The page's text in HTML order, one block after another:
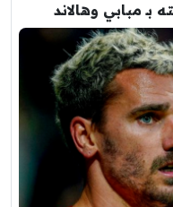
مبابي وهالاند